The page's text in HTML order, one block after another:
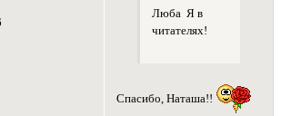
Люба Я в
читателях!
Спасибо, Наташа!!